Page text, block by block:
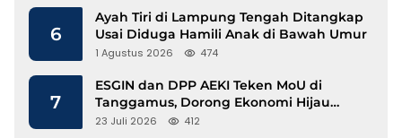
6
Ayah Tiri di Lampung Tengah Ditangkap
Usai Diduga Hamili Anak di Bawah Umur
1 Agustus 2026 474
7
ESGIN dan DPP AEKI Teken MoU di
Tanggamus, Dorong Ekonomi Hijau
Berbasis Kopi dan Perdagangan Karbon
23 Juli 2026 412